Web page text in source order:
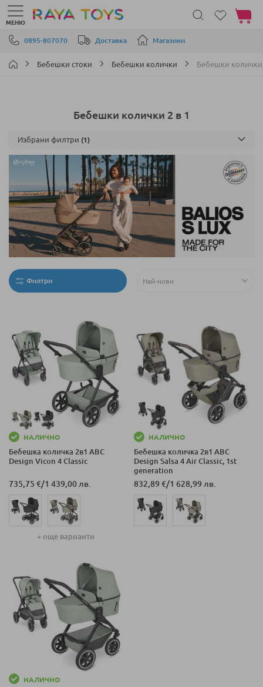
Прескачане към съдържанието
0895-807070 Доставка Магазини
МЕНЮ
Моята
Бебешки стоки Бебешки колички Бебешки колички
Бебешки колички 2 в 1
Филтри
НАЛИЧНО
Бебешка количка 2в1 ABC
Design Vicon 4 Classic
735,75 €/1 439,00 лв.
+ още варианти
НАЛИЧНО
Бебешка количка 2в1 ABC
Design Salsa 4 Air Classic, 1st
generation
832,89 €/1 628,99 лв.
НАЛИЧНО
Избрани филтри